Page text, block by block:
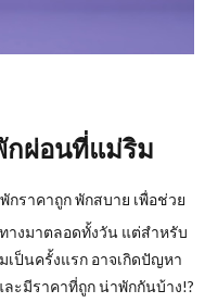
กผ่อนที่แม่ริม
กราคาถูก พักสบาย เพื่อช่วย
างมาตลอดทั้งวัน แต่สำหรับ
ป็นครั้งแรก อาจเกิดปัญหา
ะมีราคาที่ถูก น่าพักกันบ้าง!?